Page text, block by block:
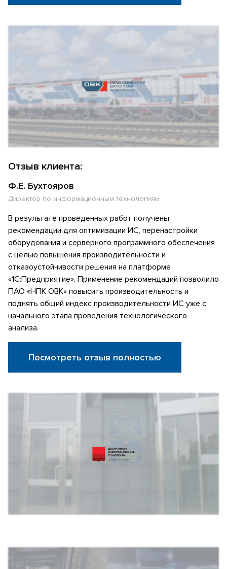
Отзыв клиента:
Ф.Е. Бухтояров
Директор по информационным технологиям
В результате проведенных работ получены
рекомендации для оптимизации ИС, перенастройки
оборудования и серверного программного обеспечения
с целью повышения производительности и
отказоустойчивости решения на платформе
«1С:Предприятие». Применение рекомендаций позволило
ПАО «НПК ОВК» повысить производительность и
поднять общий индекс производительности ИС уже с
начального этапа проведения технологического
анализа.
Посмотреть отзыв полностью